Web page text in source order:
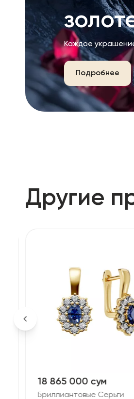
Каждое
Подробнее
Другие
18 865 000 сум
Бриллиантовые Серьги